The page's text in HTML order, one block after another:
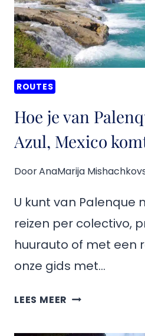
KOMT
ROUTES
Hoe je van
Azul, Mexico
DoorAnaMarija
U kunt van Palenque
reizen per colectivo,
huurauto of met een
onze gids met…
LEES MEER HOE